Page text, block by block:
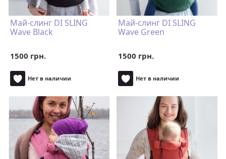
Май-слинг DI SLING
Wave Black
1500 грн.
Нет в наличии
Май-слинг DI SLING
Wave Green
1500 грн.
Нет в наличии